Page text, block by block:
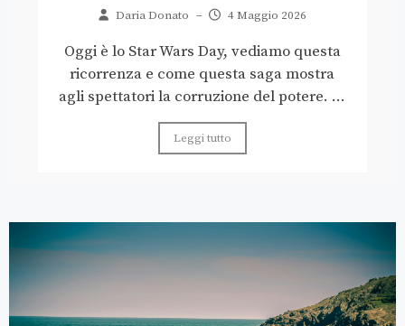
Daria Donato – 4 Maggio 2026
Oggi è lo Star Wars Day, vediamo questa
ricorrenza e come questa saga mostra
agli spettatori la corruzione del potere. ...
Leggi tutto